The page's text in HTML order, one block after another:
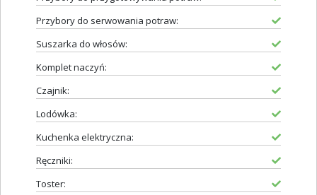
Przybory do serwowania potraw:
Suszarka do włosów:
Komplet naczyń:
Czajnik:
Lodówka:
Kuchenka elektryczna:
Ręczniki:
Toster: